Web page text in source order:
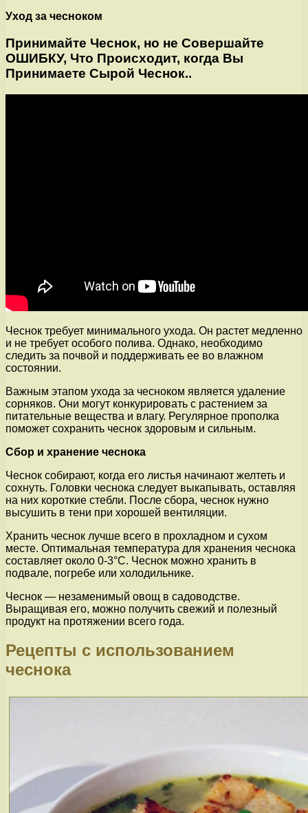
Уход за чесноком
Принимайте Чеснок, но не Совершайте
ОШИБКУ, Что Происходит, когда Вы
Принимаете Сырой Чеснок..
Чеснок требует минимального ухода. Он растет медленно
и не требует особого полива. Однако, необходимо
следить за почвой и поддерживать ее во влажном
состоянии.
Важным этапом ухода за чесноком является удаление
сорняков. Они могут конкурировать с растением за
питательные вещества и влагу. Регулярное прополка
поможет сохранить чеснок здоровым и сильным.
Сбор и хранение чеснока
Чеснок собирают, когда его листья начинают желтеть и
сохнуть. Головки чеснока следует выкапывать, оставляя
на них короткие стебли. После сбора, чеснок нужно
высушить в тени при хорошей вентиляции.
Хранить чеснок лучше всего в прохладном и сухом
месте. Оптимальная температура для хранения чеснока
составляет около 0-3°C. Чеснок можно хранить в
подвале, погребе или холодильнике.
Чеснок — незаменимый овощ в садоводстве.
Выращивая его, можно получить свежий и полезный
продукт на протяжении всего года.
Рецепты с использованием
чеснока